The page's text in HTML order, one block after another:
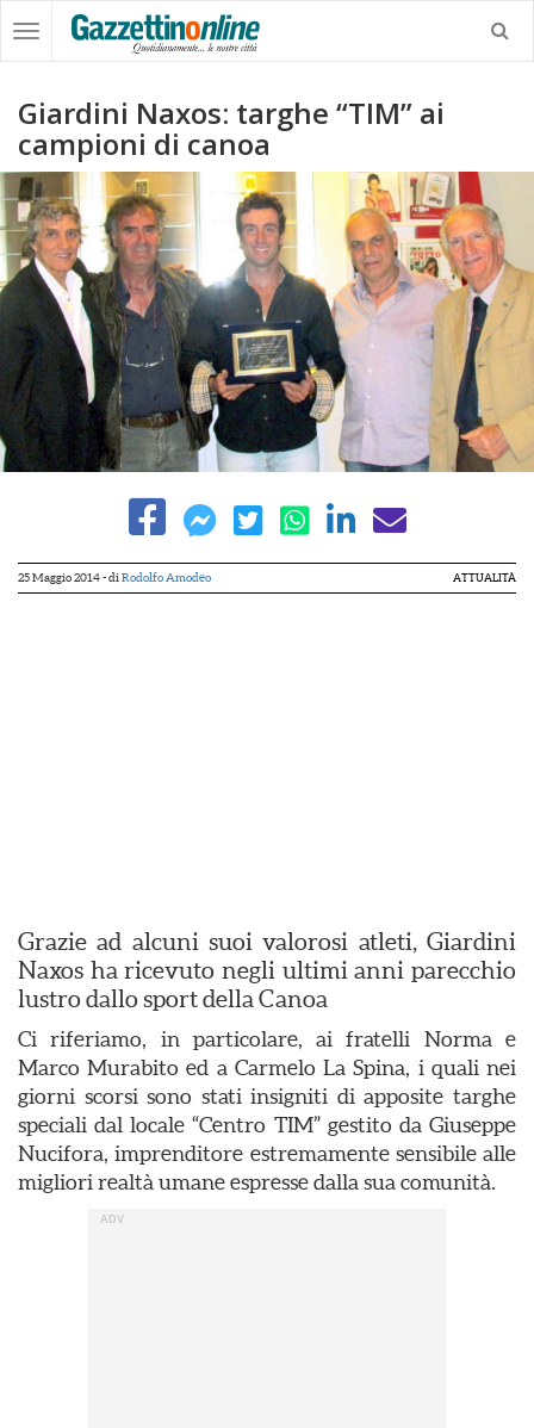
Giardini Naxos: targhe “TIM” ai
campioni di canoa
25 Maggio 2014- di Rodolfo Amodeo ATTUALITÀ
Grazie ad alcuni suoi valorosi atleti, Giardini
Naxos ha ricevuto negli ultimi anni parecchio
lustro dallo sport della Canoa
Ci riferiamo, in particolare, ai fratelli Norma e
Marco Murabito ed a Carmelo La Spina, i quali nei
giorni scorsi sono stati insigniti di apposite targhe
speciali dal locale “Centro TIM” gestito da Giuseppe
Nucifora, imprenditore estremamente sensibile alle
migliori realtà umane espresse dalla sua comunità.